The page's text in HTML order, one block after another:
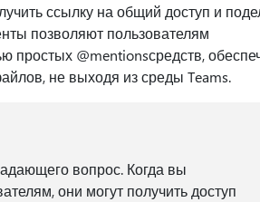
ссылку на общий доступ и
позволяют пользователям
простых @mentionsсредств,
не выходя из среды Teams.
вопрос. Когда вы
они могут получить доступ